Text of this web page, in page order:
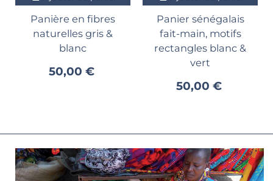
Panière en fibres
naturelles gris &
blanc
50,00 €
Panier sénégalais
fait-main, motifs
rectangles blanc &
vert
50,00 €